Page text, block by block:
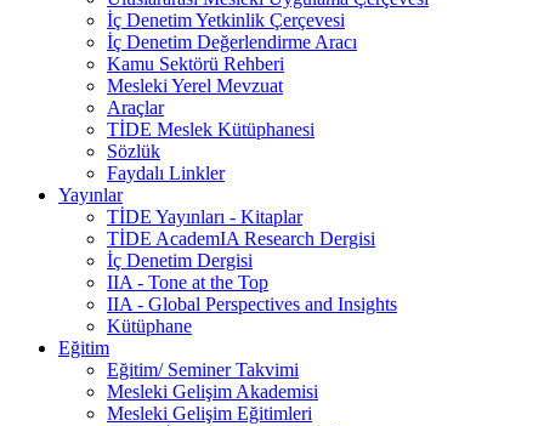
İç Denetim Yetkinlik Çerçevesi
İç Denetim Değerlendirme Aracı
Kamu Sektörü Rehberi
Mesleki Yerel Mevzuat
Araçlar
TİDE Meslek Kütüphanesi
Sözlük
Faydalı Linkler
Yayınlar
TİDE Yayınları - Kitaplar
TİDE AcademIA Research Dergisi
İç Denetim Dergisi
IIA - Tone at the Top
IIA - Global Perspectives and Insights
Kütüphane
Eğitim
Eğitim/ Seminer Takvimi
Mesleki Gelişim Akademisi
Mesleki Gelişim Eğitimleri